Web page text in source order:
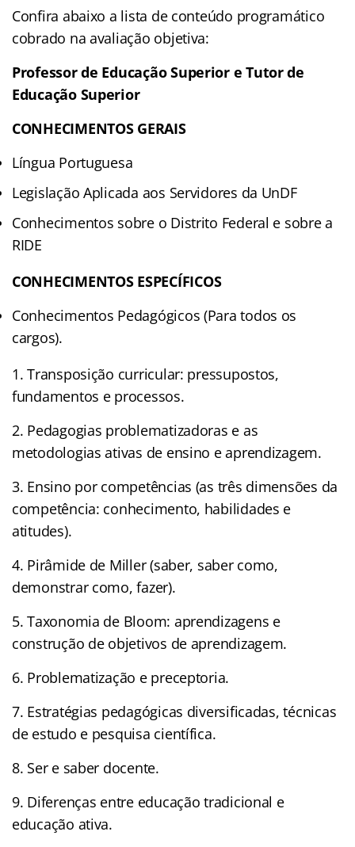
Confira abaixo a lista de conteúdo programático
cobrado na avaliação objetiva:
Professor de Educação Superior e Tutor de
Educação Superior
CONHECIMENTOS GERAIS
Língua Portuguesa
Legislação Aplicada aos Servidores da UnDF
Conhecimentos sobre o Distrito Federal e sobre a
RIDE
CONHECIMENTOS ESPECÍFICOS
Conhecimentos Pedagógicos (Para todos os
cargos).
1. Transposição curricular: pressupostos,
fundamentos e processos.
2. Pedagogias problematizadoras e as
metodologias ativas de ensino e aprendizagem.
3. Ensino por competências (as três dimensões da
competência: conhecimento, habilidades e
atitudes).
4. Pirâmide de Miller (saber, saber como,
demonstrar como, fazer).
5. Taxonomia de Bloom: aprendizagens e
construção de objetivos de aprendizagem.
6. Problematização e preceptoria.
7. Estratégias pedagógicas diversificadas, técnicas
de estudo e pesquisa científica.
8. Ser e saber docente.
9. Diferenças entre educação tradicional e
educação ativa.